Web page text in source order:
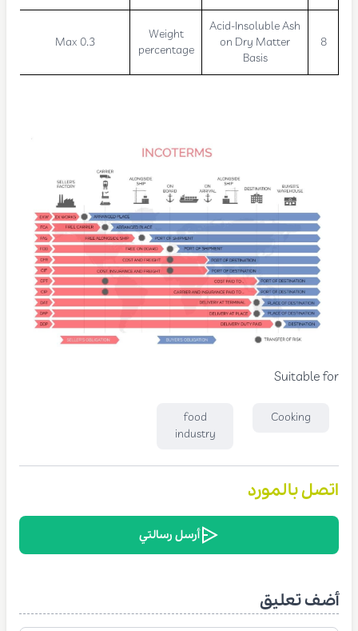
8
Acid-Insoluble Ash
on Dry Matter
Basis
Weight
percentage
Max 0.3
Suitable for
Cooking
food
industry
اتصل بالمورد
أرسل رسالتي
أضف تعليق